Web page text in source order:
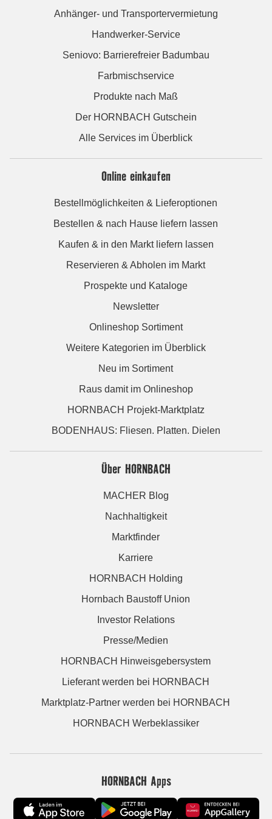
Anhänger- und Transportervermietung
Handwerker-Service
Seniovo: Barrierefreier Badumbau
Farbmischservice
Produkte nach Maß
Der HORNBACH Gutschein
Alle Services im Überblick
Online einkaufen
Bestellmöglichkeiten & Lieferoptionen
Bestellen & nach Hause liefern lassen
Kaufen & in den Markt liefern lassen
Reservieren & Abholen im Markt
Prospekte und Kataloge
Newsletter
Onlineshop Sortiment
Weitere Kategorien im Überblick
Neu im Sortiment
Raus damit im Onlineshop
HORNBACH Projekt-Marktplatz
BODENHAUS: Fliesen. Platten. Dielen
Über HORNBACH
MACHER Blog
Nachhaltigkeit
Marktfinder
Karriere
HORNBACH Holding
Hornbach Baustoff Union
Investor Relations
Presse/Medien
HORNBACH Hinweisgebersystem
Lieferant werden bei HORNBACH
Marktplatz-Partner werden bei HORNBACH
HORNBACH Werbeklassiker
HORNBACH Apps